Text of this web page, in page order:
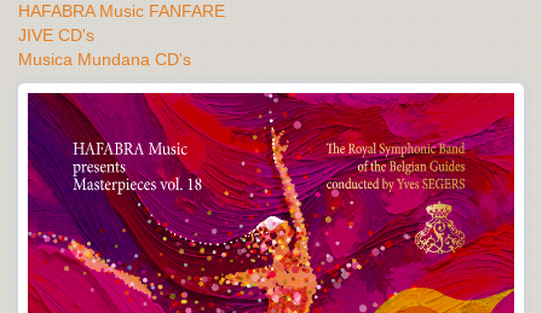
HAFABRA Music FANFARE
JIVE CD's
Musica Mundana CD's